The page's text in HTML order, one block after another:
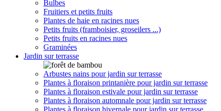
Bulbes
Fruitiers et petits fruits
Plantes de haie en racines nues
Petits fruits (framboisier, groseilers ...)
Petits fruits en racines nues
Graminées
Jardin sur terrasse
Arbustes nains pour jardin sur terrasse
Plantes à floraison printanière pour jardin sur terrasse
Plantes à floraison estivale pour jardin sur terrasse
Plantes à floraison automnale pour jardin sur terrasse
Plantes à floraison hivernale pour jardin sur terrasse